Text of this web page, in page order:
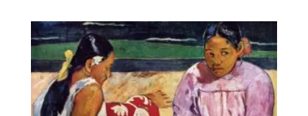
precios:
desde
462€
hasta
1.210€